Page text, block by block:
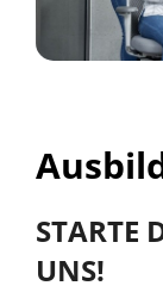
STARTE
UNS!